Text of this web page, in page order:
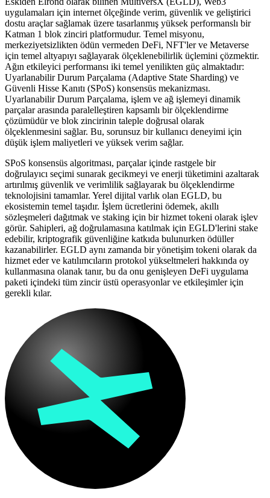
uygulamaları için internet ölçeğinde verim, güvenlik ve geliştirici
dostu araçlar sağlamak üzere tasarlanmış yüksek performanslı bir
Katman 1 blok zinciri platformudur. Temel misyonu,
merkeziyetsizlikten ödün vermeden DeFi, NFT'ler ve Metaverse
için temel altyapıyı sağlayarak ölçeklenebilirlik üçlemini çözmektir.
Ağın etkileyici performansı iki temel yenilikten güç almaktadır:
Uyarlanabilir Durum Parçalama (Adaptive State Sharding) ve
Güvenli Hisse Kanıtı (SPoS) konsensüs mekanizması.
Uyarlanabilir Durum Parçalama, işlem ve ağ işlemeyi dinamik
parçalar arasında paralelleştiren kapsamlı bir ölçeklendirme
çözümüdür ve blok zincirinin taleple doğrusal olarak
ölçeklenmesini sağlar. Bu, sorunsuz bir kullanıcı deneyimi için
düşük işlem maliyetleri ve yüksek verim sağlar.
SPoS konsensüs algoritması, parçalar içinde rastgele bir
doğrulayıcı seçimi sunarak gecikmeyi ve enerji tüketimini azaltarak
artırılmış güvenlik ve verimlilik sağlayarak bu ölçeklendirme
teknolojisini tamamlar. Yerel dijital varlık olan EGLD, bu
ekosistemin temel taşıdır. İşlem ücretlerini ödemek, akıllı
sözleşmeleri dağıtmak ve staking için bir hizmet tokeni olarak işlev
görür. Sahipleri, ağ doğrulamasına katılmak için EGLD'lerini stake
edebilir, kriptografik güvenliğine katkıda bulunurken ödüller
kazanabilirler. EGLD aynı zamanda bir yönetişim tokeni olarak da
hizmet eder ve katılımcıların protokol yükseltmeleri hakkında oy
kullanmasına olanak tanır, bu da onu genişleyen DeFi uygulama
paketi içindeki tüm zincir üstü operasyonlar ve etkileşimler için
gerekli kılar.